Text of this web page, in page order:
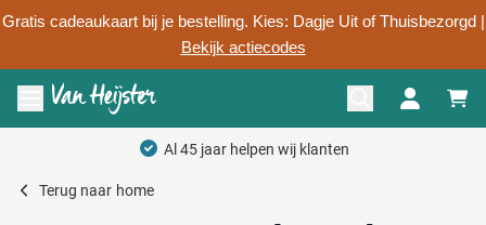
Gratis cadeaukaart bij je bestelling. Kies: Dagje Uit of Thuisbezorgd |
Bekijk actiecodes
Ga naar de inhoud
Menu openen
Al 45 jaar helpen wij klanten
Terug naar home